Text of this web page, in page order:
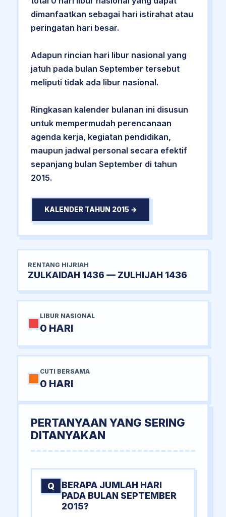
dimanfaatkan sebagai hari istirahat atau
peringatan hari besar.
Adapun rincian hari libur nasional yang
jatuh pada bulan September tersebut
meliputi tidak ada libur nasional.
Ringkasan kalender bulanan ini disusun
untuk mempermudah perencanaan
agenda kerja, kegiatan pendidikan,
maupun jadwal personal secara efektif
sepanjang bulan September di tahun
2015.
KALENDER TAHUN 2015 →
RENTANG HIJRIAH
ZULKAIDAH 1436 — ZULHIJAH 1436
LIBUR NASIONAL
0 HARI
CUTI BERSAMA
0 HARI
PERTANYAAN YANG SERING
DITANYAKAN
Q
BERAPA JUMLAH HARI
PADA BULAN SEPTEMBER
2015?